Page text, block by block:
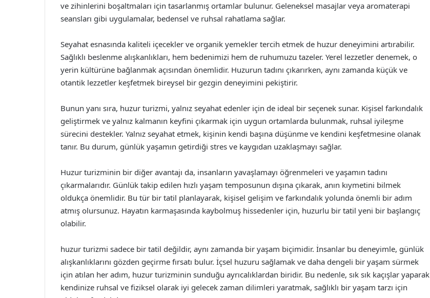
ve zihinlerini boşaltmaları için tasarlanmış ortamlar bulunur. Geleneksel masajlar veya aromaterapi
seansları gibi uygulamalar, bedensel ve ruhsal rahatlama sağlar.
Seyahat esnasında kaliteli içecekler ve organik yemekler tercih etmek de huzur deneyimini artırabilir.
Sağlıklı beslenme alışkanlıkları, hem bedenimizi hem de ruhumuzu tazeler. Yerel lezzetler denemek, o
yerin kültürüne bağlanmak açısından önemlidir. Huzurun tadını çıkarırken, aynı zamanda küçük ve
otantik lezzetler keşfetmek bireysel bir gezgin deneyimini pekiştirir.
Bunun yanı sıra, huzur turizmi, yalnız seyahat edenler için de ideal bir seçenek sunar. Kişisel farkındalık
geliştirmek ve yalnız kalmanın keyfini çıkarmak için uygun ortamlarda bulunmak, ruhsal iyileşme
sürecini destekler. Yalnız seyahat etmek, kişinin kendi başına düşünme ve kendini keşfetmesine olanak
tanır. Bu durum, günlük yaşamın getirdiği stres ve kaygıdan uzaklaşmayı sağlar.
Huzur turizminin bir diğer avantajı da, insanların yavaşlamayı öğrenmeleri ve yaşamın tadını
çıkarmalarıdır. Günlük takip edilen hızlı yaşam temposunun dışına çıkarak, anın kıymetini bilmek
oldukça önemlidir. Bu tür bir tatil planlayarak, kişisel gelişim ve farkındalık yolunda önemli bir adım
atmış olursunuz. Hayatın karmaşasında kaybolmuş hissedenler için, huzurlu bir tatil yeni bir başlangıç
olabilir.
huzur turizmi sadece bir tatil değildir, aynı zamanda bir yaşam biçimidir. İnsanlar bu deneyimle, günlük
alışkanlıklarını gözden geçirme fırsatı bulur. İçsel huzuru sağlamak ve daha dengeli bir yaşam sürmek
için atılan her adım, huzur turizminin sunduğu ayrıcalıklardan biridir. Bu nedenle, sık sık kaçışlar yaparak
kendinize ruhsal ve fiziksel olarak iyi gelecek zaman dilimleri yaratmak, sağlıklı bir yaşam tarzı için